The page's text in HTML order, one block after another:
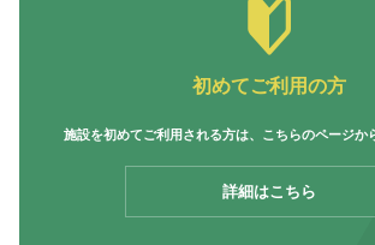
初めてご利用の方
施設を初めてご利用される方は、 こちらのページか
詳細はこちら